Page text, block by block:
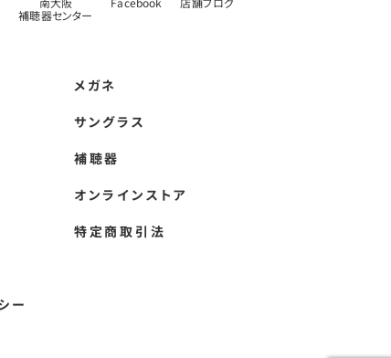
補聴器センター
ー
メガネ
サングラス
補聴器
オンラインストア
特定商取引法